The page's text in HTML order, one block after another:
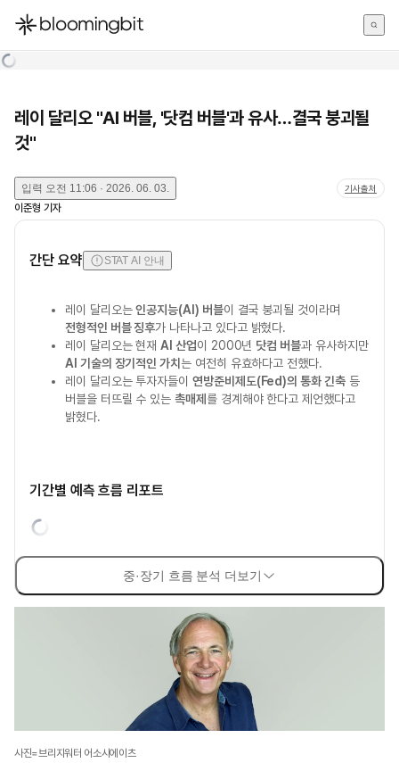
한국어
레이 달리오 "AI 버블, '닷컴 버블'과 유사…결국 붕괴될
것"
입력 오전 11:06 · 2026. 06. 03. 기사출처
이준형 기자
간단 요약 STAT AI 안내
레이 달리오는인공지능(AI) 버블이 결국 붕괴될 것이라며
전형적인 버블 징후가 나타나고 있다고 밝혔다.
레이 달리오는 현재AI 산업이 2000년 닷컴 버블과 유사하지만
AI 기술의 장기적인 가치 는 여전히 유효하다고 전했다.
레이 달리오는 투자자들이연방준비제도(Fed)의 통화 긴축등
버블을 터뜨릴 수 있는촉매제 를 경계해야 한다고 제언했다고
밝혔다.
기간별 예측 흐름 리포트
중·장기 흐름 분석 더보기
사진=브리지워터 어소시에이츠